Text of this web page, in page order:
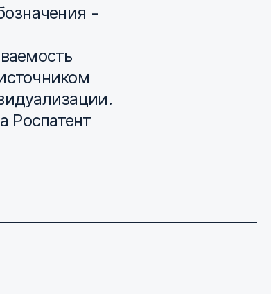
-
Роспатент